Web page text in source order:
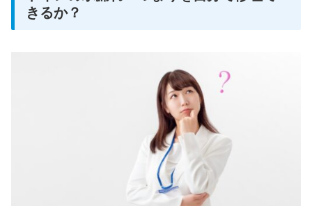
きるか？